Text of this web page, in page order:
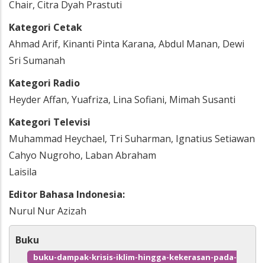
Chair, Citra Dyah Prastuti
Kategori Cetak
Ahmad Arif, Kinanti Pinta Karana, Abdul Manan, Dewi
Sri Sumanah
Kategori Radio
Heyder Affan, Yuafriza, Lina Sofiani, Mimah Susanti
Kategori Televisi
Muhammad Heychael, Tri Suharman, Ignatius Setiawan
Cahyo Nugroho, Laban Abraham
Laisila
Editor Bahasa Indonesia:
Nurul Nur Azizah
Buku
buku-dampak-krisis-iklim-hingga-kekerasan-pada-